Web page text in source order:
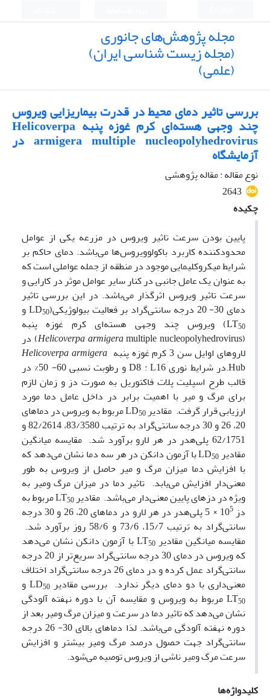
مجله پژوهش‌های جانوری
(مجله زیست شناسی ایران)
(علمی)
بررسی تاثیر دمای محیط در قدرت بیماریزایی ویروس
چند وجهی هسته‌ای کرم غوزه پنبه Helicoverpa
armigera multiple nucleopolyhedrovirus در
آزمایشگاه
نوع مقاله : مقاله پژوهشی
2643
چکیده
پایین بودن سرعت تاثیر ویروس در مزرعه یکی از عوامل
محدودکننده کاربرد باکولوویروس‌ها می‌باشد. دمای حاکم بر
شرایط میکروکلیمایی موجود در منطقه از جمله عواملی است که
به عنوان یک عامل جانبی در کنار سایر عوامل موثر در کارایی و
سرعت تاثیر ویروس اثرگذار می‌باشد. در این بررسی تاثیر
دمای 30- 20 درجه سانتی‌گراد بر فعالیت بیولوژیکی(LD
50
و
LT50
) ویروس چند وجهی هسته‌ای کرم غوزه پنبه
(
Helicoverpaarmigera
multiple nucleopolyhedrovirus) در
لاروهای اوایل سن 3 کرم غوزه پنبه
Helicoverpa armigera
Hub.در شرایط نوری D8 : L16 و رطوبت نسبی 60- 50% در
قالب طرح اسپلیت پلات فاکتوریل به صورت دز و زمان لازم
برای مرگ و میر با اهمیت برابر در داخل عامل دما مورد
ارزیابی قرار گرفت. مقادیر LD50
مربوط به ویروس در دماهای
20، 26 و 30 درجه سانتی‌گراد به ترتیب 83/3580، 82/2614 و
62/1751 پلی‌هدر در هر لارو برآورد شد. مقایسه میانگین
مقادیر LD50
با آزمون دانکن در هر سه دما نشان می‌دهد که
با افزایش دما میزان مرگ و میر حاصل از ویروس به طور
معنی‌دار افزایش می‌یابد. تاثیر دما در میزان مرگ ومیر به
ویژه در دزهای پایین معنی‌دار می‌باشد. مقادیر LT50
مربوط به
دز 105
× 5 پلی‌هدر در هر لارو در دماهای 20، 26 و 30 درجه
سانتی‌گراد به ترتیب 15/7، 73/6 و 58/6 روز برآورد شد.
مقایسه میانگین مقادیر LT50
با آزمون دانکن نشان می‌دهد
که ویروس در دمای 30 درجه سانتی‌گراد سریع‌تر از 20 درجه
سانتی‌گراد عمل کرده و در دمای 26 درجه سانتی‌گراد اختلاف
معنی‌داری با دو دمای دیگر ندارد. بررسی مقادیر LD50
و
LT50
مربوط به ویروس و مقایسه آن با دوره نهفته آلودگی
نشان می‌دهد که تاثیر دما در سرعت و میزان مرگ ومیر بعد از
دوره نهفته آلودگی می‌باشد. لذا دماهای بالای 30- 26 درجه
سانتی‌گراد جهت حصول درصد مرگ ومیر بیشتر و افزایش
سرعت مرگ ومیر ناشی از ویروس توصیه می‌شود.
کلیدواژه‌ها